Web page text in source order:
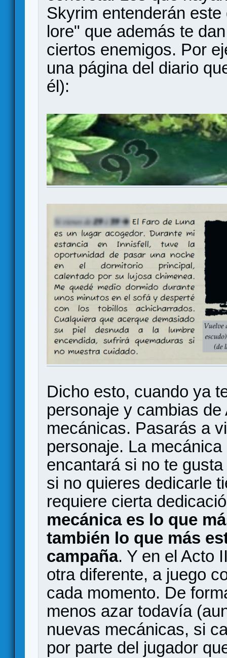
Skyrim entenderán
lore" que además te
ciertos enemigos. Por
una página del diario
él):
Dicho esto, cuando ya
personaje y cambias
mecánicas. Pasarás a
personaje. La
encantará si no te
si no quieres dedicarle
requiere cierta
mecánica es lo que
también lo que más
campaña. Y en el Acto
otra diferente, a juego
cada momento. De
menos azar todavía
nuevas mecánicas, si
por parte del jugador